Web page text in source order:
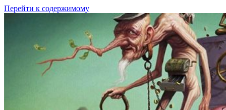
Перейти к содержимому